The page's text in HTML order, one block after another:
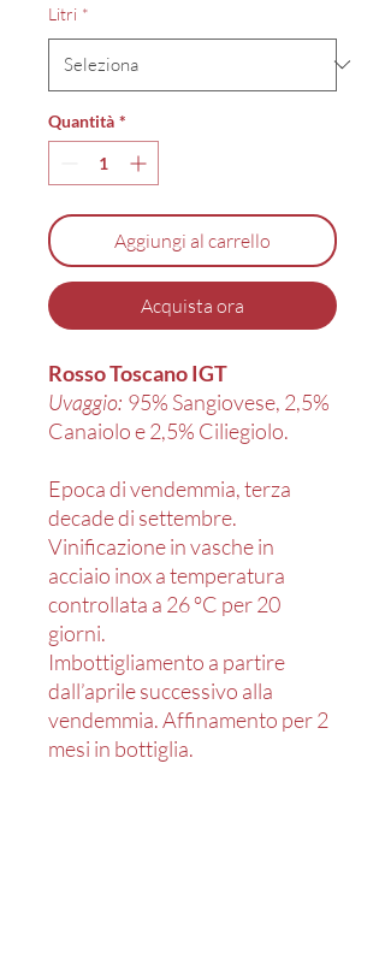
Litri *
Quantità *
Aggiungi al carrello
Acquista ora
Rosso Toscano IGT
Uvaggio: 95% Sangiovese, 2,5%
Canaiolo e 2,5% Ciliegiolo.
Epoca di vendemmia, terza
decade di settembre.
Vinificazione in vasche in
acciaio inox a temperatura
controllata a 26 °C per 20
giorni.
Imbottigliamento a partire
dall’aprile successivo alla
vendemmia. Affinamento per 2
mesi in bottiglia.